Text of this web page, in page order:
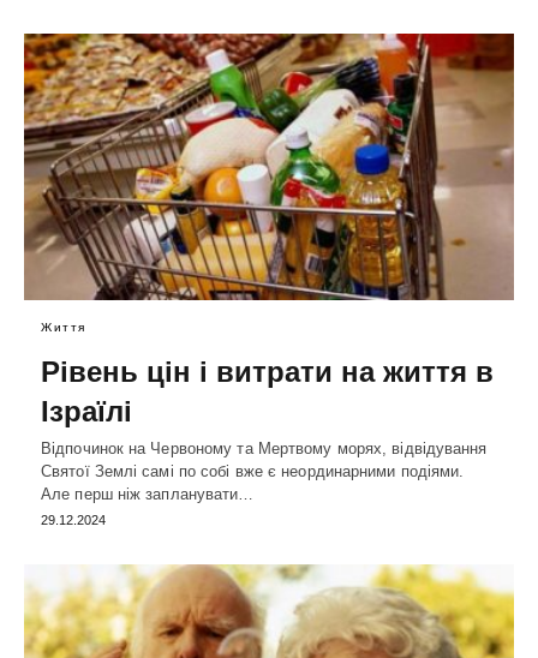
Життя
Рівень цін і витрати на життя в
Ізраїлі
Відпочинок на Червоному та Мертвому морях, відвідування
Святої Землі самі по собі вже є неординарними подіями.
Але перш ніж запланувати…
29.12.2024